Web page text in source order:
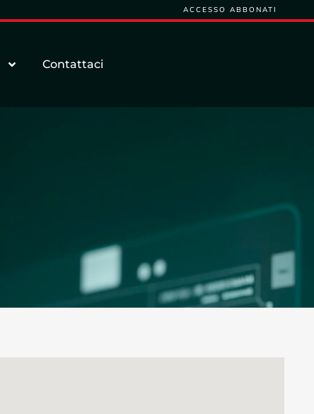
ACCESSO ABBONATI
Contattaci